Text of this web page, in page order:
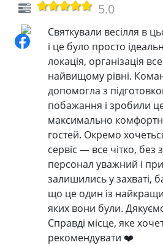
5.0
Святкували весілля в
і це було просто
локація, організація
найвищому рівні.
допомогла з
побажання і зробили
максимально
гостей. Окремо
сервіс — все чітко, без
персонал уважний і
залишились у захваті,
що це один із
яких вони були.
Справді місце, яке
рекомендувати ❤️